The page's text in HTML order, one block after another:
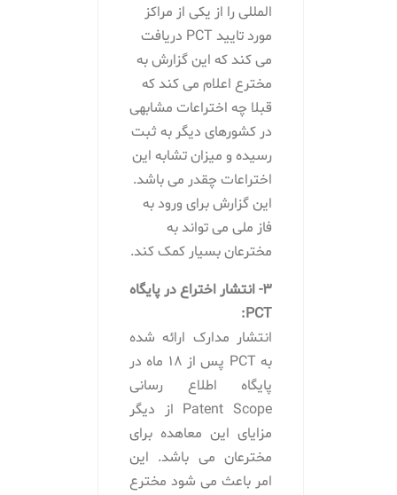
المللی را از یکی از مراکز
مورد تایید PCT دریافت
می کند که این گزارش به
مخترع اعلام می کند که
قبلا چه اختراعات مشابهی
در کشورهای دیگر به ثبت
رسیده و میزان تشابه این
اختراعات چقدر می باشد.
این گزارش برای ورود به
فاز ملی می تواند به
مخترعان بسیار کمک کند.
3- انتشار اختراع در پایگاه
PCT:
انتشار مدارک ارائه شده
به PCT پس از 18 ماه در
پایگاه اطلاع رسانی
Patent Scope از دیگر
مزایای این معاهده برای
مخترعان می باشد. این
امر باعث می شود مخترع